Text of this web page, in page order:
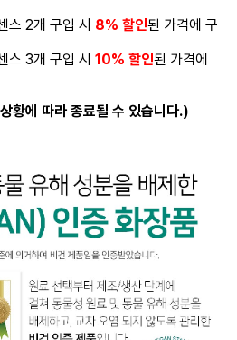
스 2개 구입 시 8% 할인된 가격에 구
스 3개 구입 시 10% 할인된 가격에
황에 따라 종료될 수 있습니다.)